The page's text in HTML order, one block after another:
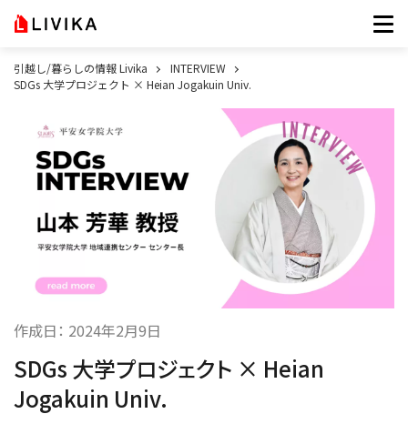
引越し/暮らしの情報 Livika
INTERVIEW
SDGs 大学プロジェクト × Heian Jogakuin Univ.
作成日： 2024年2月9日
SDGs 大学プロジェクト × Heian
Jogakuin Univ.